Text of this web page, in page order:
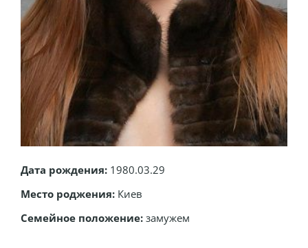
Дата рождения: 1980.03.29
Место роджения: Киев
Семейное положение: замужем